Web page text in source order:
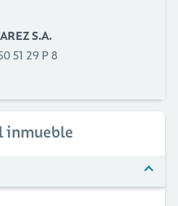
S.A.
51 29 P 8
inmueble